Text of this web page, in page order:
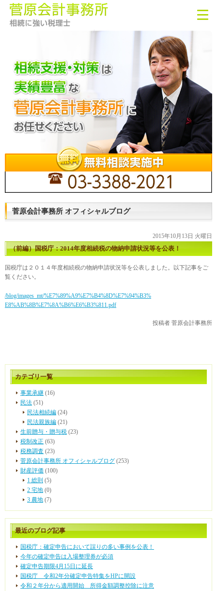
菅原会計事務所 オフィシャルブログ
2015年10月13日 火曜日
（前編）国税庁：2014年度相続税の物納申請状況等を公表！
国税庁は２０１４年度相続税の物納申請状況等を公表しました。以下記事をご
覧ください。
/blog/images_mt/%E7%89%A9%E7%B4%8D%E7%94%B3%
E8%AB%8B%E7%8A%B6%E6%B3%811.pdf
投稿者 菅原会計事務所
カテゴリ一覧
事業承継 (16)
民法 (51)
民法相続編 (24)
民法親族編 (21)
生前贈与・贈与税 (23)
税制改正 (63)
税務調査 (23)
菅原会計事務所 オフィシャルブログ (253)
財産評価 (100)
1 総則 (5)
2 宅地 (0)
3 農地 (7)
最近のブログ記事
国税庁：確定申告において誤りの多い事例を公表！
今年の確定申告は入場整理券が必須
確定申告期限4月15日に延長
国税庁 令和2年分確定申告特集をHPに開設
令和２年分から適用開始 所得金額調整控除に注意